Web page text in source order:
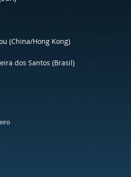
(China/Hong Kong)
dos Santos (Brasil)